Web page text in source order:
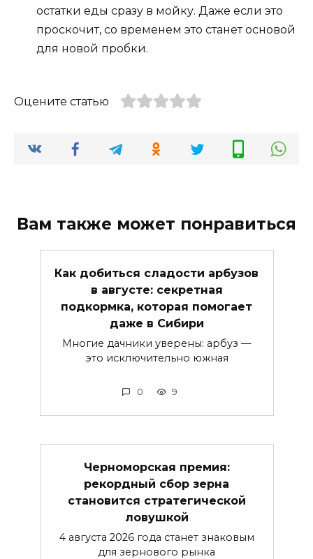
остатки еды сразу в мойку. Даже если это
проскочит, со временем это станет основой
для новой пробки.
Оцените статью
Вам также может понравиться
Как добиться сладости арбузов
в августе: секретная
подкормка, которая помогает
даже в Сибири
Многие дачники уверены: арбуз —
это исключительно южная
0 9
Черноморская премия:
рекордный сбор зерна
становится стратегической
ловушкой
4 августа 2026 года станет знаковым
для зернового рынка